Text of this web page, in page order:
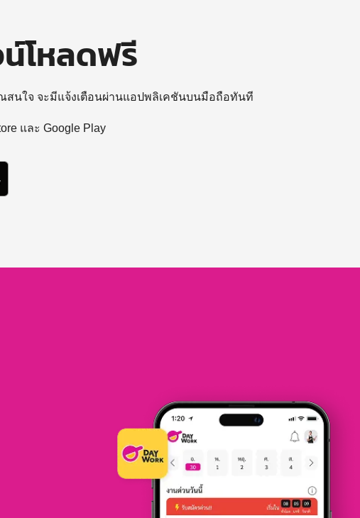
โหลดฟรี
สนใจ จะมีแจ้งเตือนผ่านแอปพลิเคชันบนมือถือทันที
และ Google Play